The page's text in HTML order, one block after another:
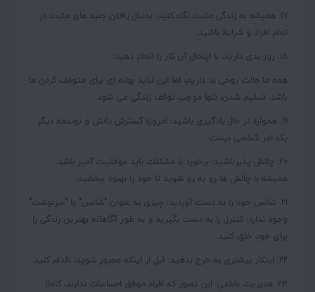
17. همیشه به زندگی مثبت نگاه کنید:
بدنبال یافتن جنبه های مثبت در
تمام افراد و شرایط باشید.
18. روز بدی دارید، با اینحال آن کار را انجام دهید:
همه ما حالت روحی بد داریم، اما این نباید بهانه ای برای متوقف کردن ما
باشد. تسلیم شدن، تنها موجب توقف زندگی می شود.
19. همواره در حال
یادگیری باشید:
امروزه گسترش دانش و توسعه دیگر
یک امر شخصی نیست.
20. چالش پذیرباشید:
برخورد با مشکلات باید موفقیت آمیز باشد.
همیشه با چالش ها رو به رو شوید تا خود را بهبود ببخشید.
21. شانس خود را به دست آوردید:
چیزی به عنوان "شانس" یا "سرنوشت"
وجود ندارد. کنترل را به دست بگیرید و به طور آگاهانه بهترین زندگی را
برای خود خلق کنید.
22. ابتکار بیشتری به خرج بدهید:
قبل از اینکه مجبور شوید، اقدام کنید.
23. مدیریت عاطفی:
این تصور که افراد موفق احساسات ندارند، کاملا